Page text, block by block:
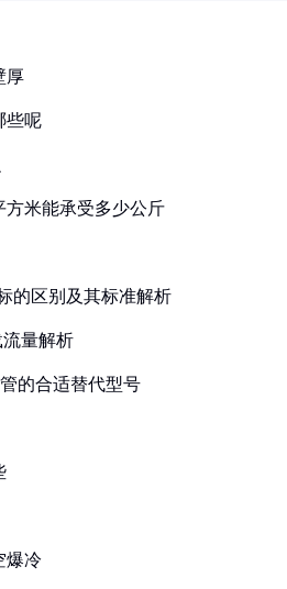
厚
些呢
方米能承受多少公斤
的区别及其标准解析
流量解析
的合适替代型号
爆冷